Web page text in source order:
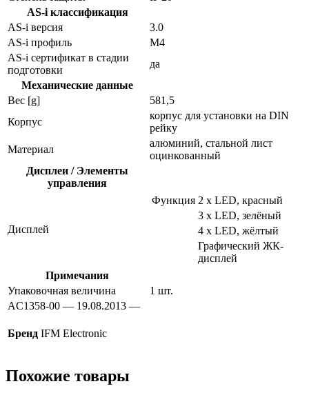
AS-i классификация
AS-i версия
3.0
AS-i профиль
M4
AS-i сертификат в стадии
подготовки
да
Механические данные
Вес [g]
581,5
Корпус
корпус для установки на DIN
рейку
Материал
алюминий, стальной лист
оцинкованный
Дисплеи / Элементы
управления
Дисплей
Функция 2 x LED, красный
3 x LED, зелёный
4 x LED, жёлтый
Графический ЖК-
дисплей
Примечания
Упаковочная величина
1 шт.
AC1358-00 — 19.08.2013 —
Бренд IFM Electronic
Похожие товары